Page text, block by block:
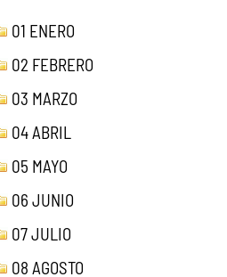
01 ENERO
02 FEBRERO
03 MARZO
04 ABRIL
05 MAYO
06 JUNIO
07 JULIO
08 AGOSTO